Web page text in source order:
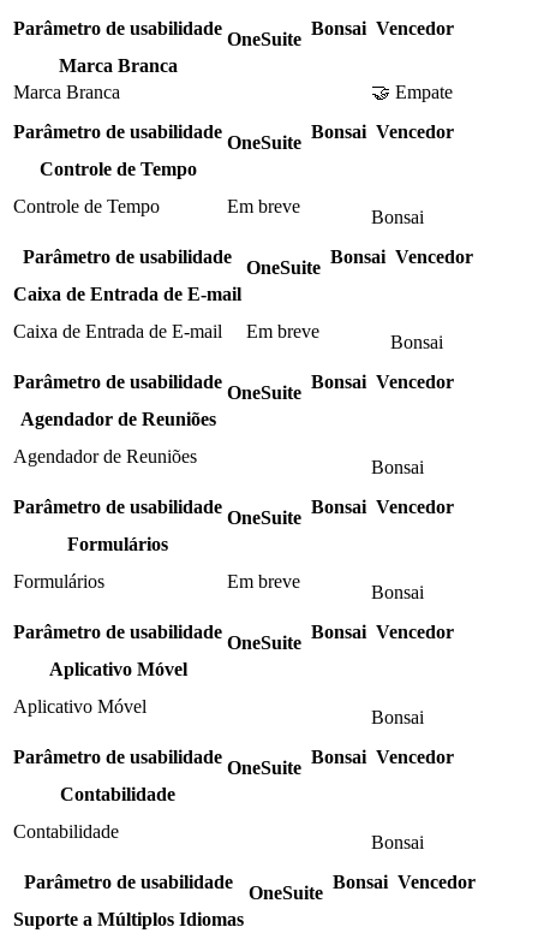
Parâmetro de usabilidade
OneSuite
Bonsai Vencedor
Marca Branca
Marca Branca
🤝 Empate
Parâmetro de usabilidade
OneSuite
Bonsai Vencedor
Controle de Tempo
Controle de Tempo
Em breve
Bonsai
Parâmetro de usabilidade
OneSuite
Bonsai Vencedor
Caixa de Entrada de E-mail
Caixa de Entrada de E-mail
Em breve
Bonsai
Parâmetro de usabilidade
OneSuite
Bonsai Vencedor
Agendador de Reuniões
Agendador de Reuniões
Bonsai
Parâmetro de usabilidade
OneSuite
Bonsai Vencedor
Formulários
Formulários
Em breve
Bonsai
Parâmetro de usabilidade
OneSuite
Bonsai Vencedor
Aplicativo Móvel
Aplicativo Móvel
Bonsai
Parâmetro de usabilidade
OneSuite
Bonsai Vencedor
Contabilidade
Contabilidade
Bonsai
Parâmetro de usabilidade
OneSuite
Bonsai Vencedor
Suporte a Múltiplos Idiomas